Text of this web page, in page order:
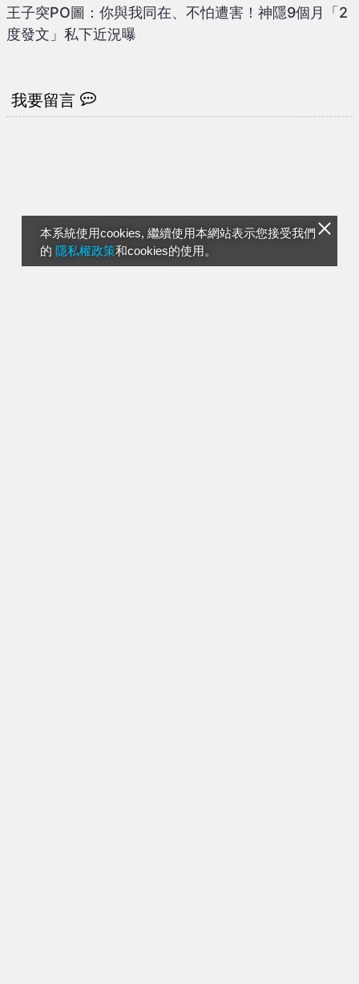
本系統使用cookies, 繼續使用本網站表示您接受我們
的 隱私權政策和cookies的使用。
王子突PO圖：你與我同在、不怕遭害！神隱9個月「2
度發文」私下近況曝
我要留言